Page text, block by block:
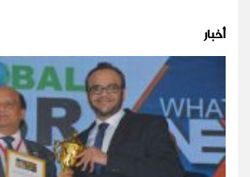
أخبار